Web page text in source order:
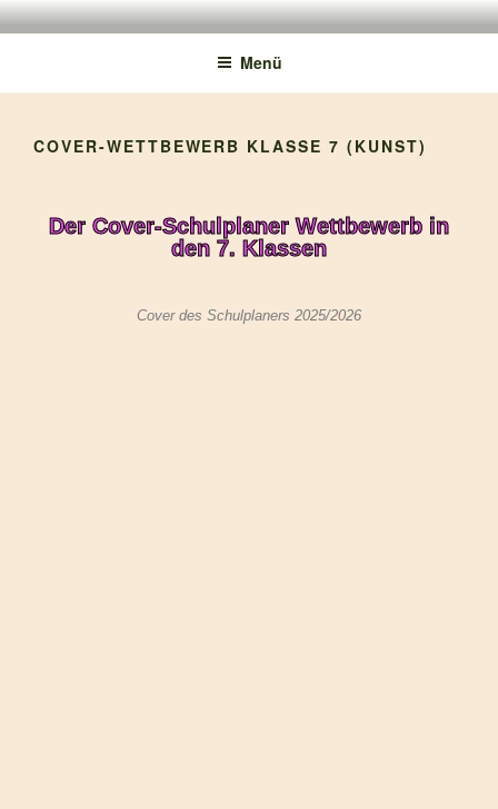
150 JAHRE TMS
Menü
COVER-WETTBEWERB KLASSE 7 (KUNST)
Der Cover-Schulplaner Wettbewerb in
den 7. Klassen
Cover des Schulplaners 2025/2026